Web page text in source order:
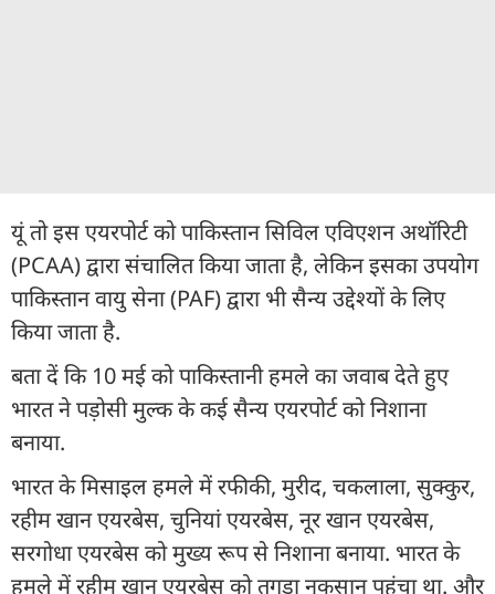
यूं तो इस एयरपोर्ट को पाकिस्तान सिविल एविएशन अथॉरिटी
(PCAA) द्वारा संचालित किया जाता है, लेकिन इसका उपयोग
पाकिस्तान वायु सेना (PAF) द्वारा भी सैन्य उद्देश्यों के लिए
किया जाता है.
बता दें कि 10 मई को पाकिस्तानी हमले का जवाब देते हुए
भारत ने पड़ोसी मुल्क के कई सैन्य एयरपोर्ट को निशाना
बनाया.
भारत के मिसाइल हमले में रफीकी, मुरीद, चकलाला, सुक्कुर,
रहीम खान एयरबेस, चुनियां एयरबेस, नूर खान एयरबेस,
सरगोधा एयरबेस को मुख्य रूप से निशाना बनाया. भारत के
हमले में रहीम खान एयरबेस को तगड़ा नुकसान पहुंचा था. और